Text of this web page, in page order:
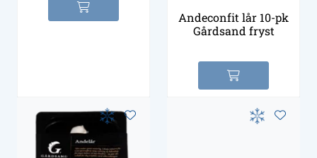
Andeconfit lår 10-pk
Gårdsand fryst